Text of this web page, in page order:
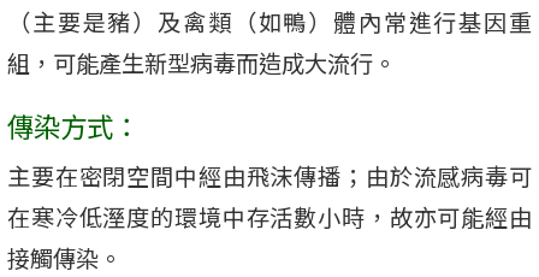
（主要是豬）及禽類（如鴨）體內常進行基因重
組，可能產生新型病毒而造成大流行。
傳染方式：
主要在密閉空間中經由飛沫傳播；由於流感病毒可
在寒冷低溼度的環境中存活數小時，故亦可能經由
接觸傳染。